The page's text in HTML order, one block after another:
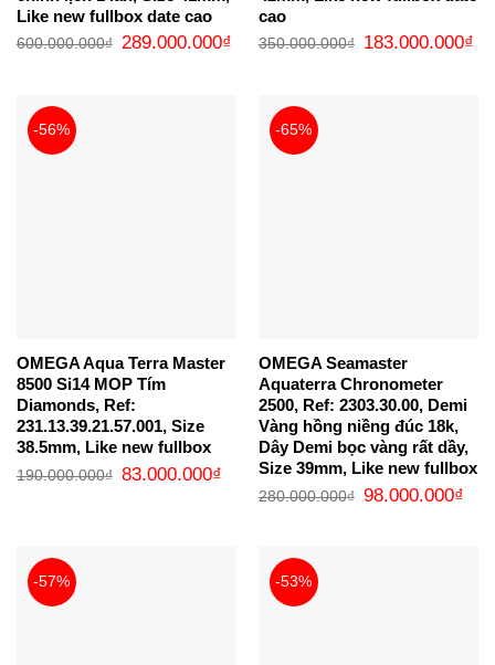
Like new fullbox date cao
600.000.000₫
Giá
gốc
289.000.000₫Giá
hiện
cao
350.000.000₫
Giá
gốc
183.000.000₫
-56%
OMEGA Aqua Terra Master
8500 Si14 MOP Tím
Diamonds, Ref:
231.13.39.21.57.001, Size
38.5mm, Like new fullbox
190.000.000₫
Giá
gốc
83.000.000₫Giá
-65%
OMEGA Seamaster
Aquaterra Chronometer
2500, Ref: 2303.30.00, Demi
Vàng hồng niềng đúc 18k,
Dây Demi bọc vàng rất dầy,
Size 39mm, Like new fullbox
280.000.000₫ Giá
gốc
98.000.000₫Giá
-57% -53%